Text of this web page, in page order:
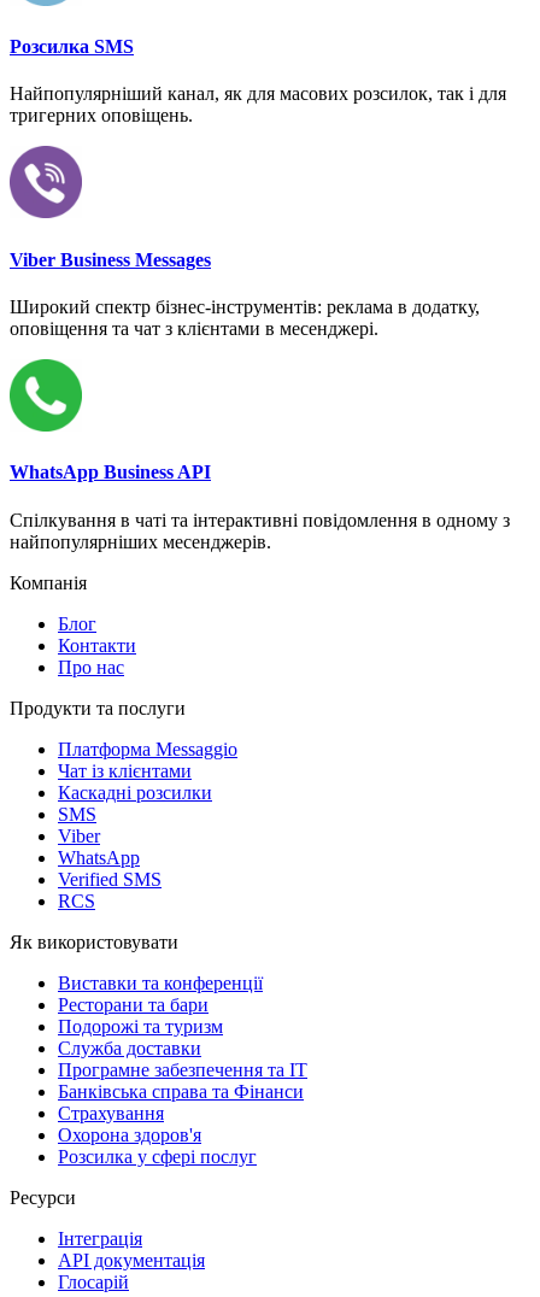
Розсилка SMS
Найпопулярніший канал, як для масових розсилок, так і для
тригерних оповіщень.
Viber Business Messages
Широкий спектр бізнес-інструментів: реклама в додатку,
оповіщення та чат з клієнтами в месенджері.
WhatsApp Business API
Спілкування в чаті та інтерактивні повідомлення в одному з
найпопулярніших месенджерів.
Компанія
Блог
Контакти
Про нас
Продукти та послуги
Платформа Messaggio
Чат із клієнтами
Каскадні розсилки
SMS
Viber
WhatsApp
Verified SMS
RCS
Як використовувати
Виставки та конференції
Ресторани та бари
Подорожі та туризм
Служба доставки
Програмне забезпечення та IT
Банківська справа та Фінанси
Страхування
Охорона здоров'я
Розсилка у сфері послуг
Ресурси
Інтеграція
API документація
Глосарій